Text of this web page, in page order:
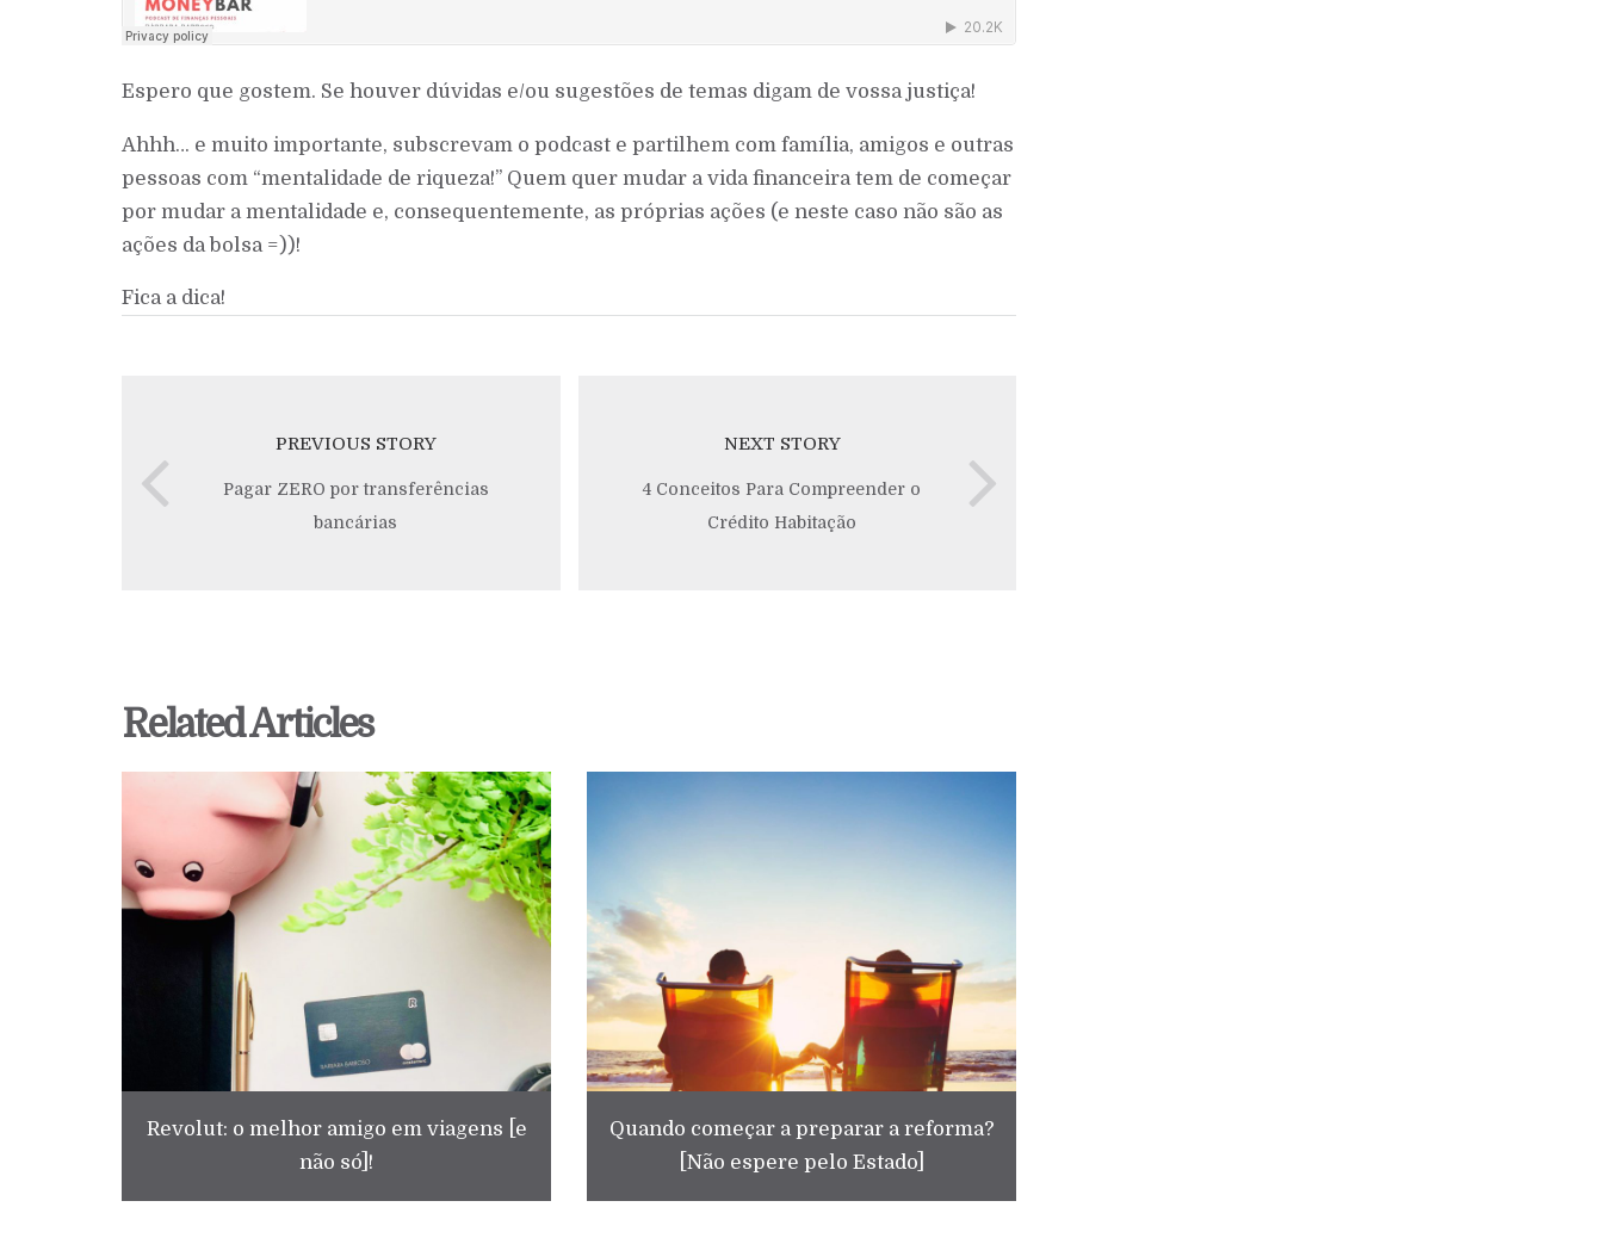
Espero que gostem. Se houver dúvidas e/ou sugestões de temas digam de vossa justiça!
Ahhh… e muito importante, subscrevam o podcast e partilhem com família, amigos e outras
pessoas com “mentalidade de riqueza!” Quem quer mudar a vida financeira tem de começar
por mudar a mentalidade e, consequentemente, as próprias ações (e neste caso não são as
ações da bolsa =))!
Fica a dica!
PREVIOUS STORY
Pagar ZERO por transferências
bancárias
NEXT STORY
4 Conceitos Para Compreender o
Crédito Habitação
Related Articles
Revolut: o melhor amigo em viagens [e
não só]!
Quando começar a preparar a reforma?
[Não espere pelo Estado]